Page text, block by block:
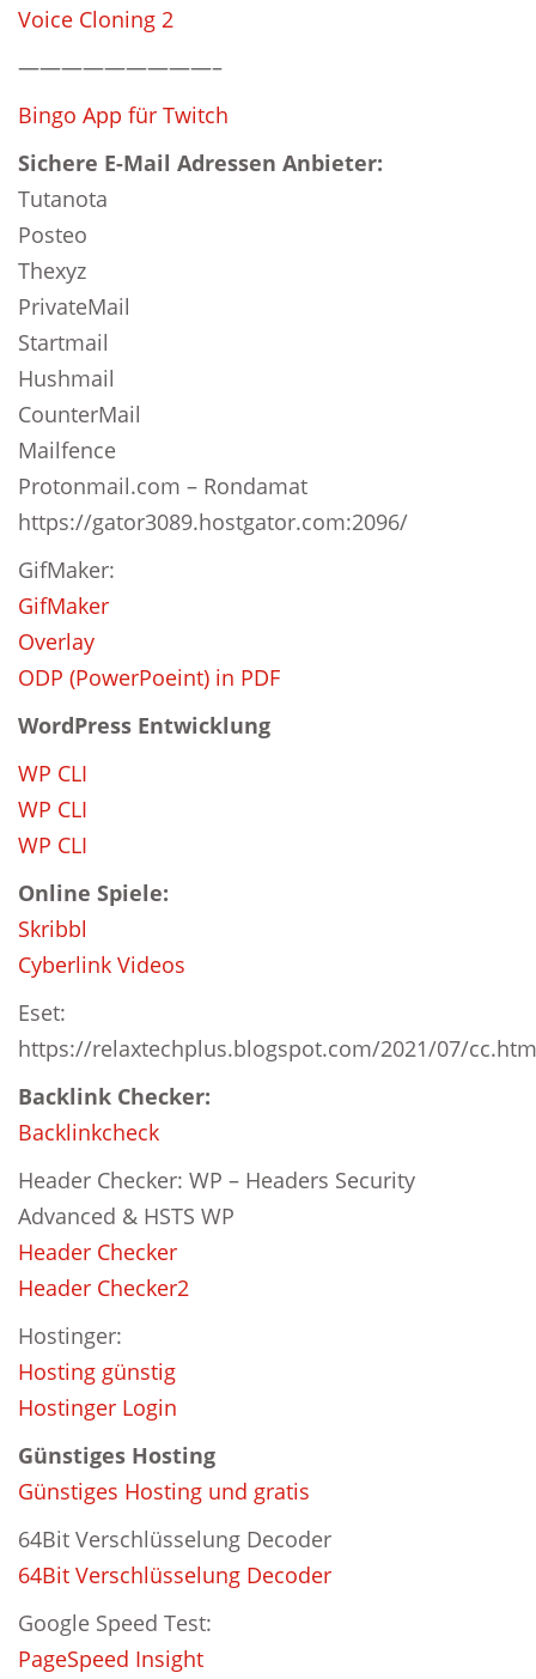
Voice Cloning 2
—————————–
Bingo App für Twitch
Sichere E-Mail Adressen Anbieter:
Tutanota
Posteo
Thexyz
PrivateMail
Startmail
Hushmail
CounterMail
Mailfence
Protonmail.com – Rondamat
https://gator3089.hostgator.com:2096/
GifMaker:
GifMaker
Overlay
ODP (PowerPoeint) in PDF
WordPress Entwicklung
WP CLI
WP CLI
WP CLI
Online Spiele:
Skribbl
Cyberlink Videos
Eset:
https://relaxtechplus.blogspot.com/2021/07/
Backlink Checker:
Backlinkcheck
Header Checker: WP – Headers Security
Advanced & HSTS WP
Header Checker
Header Checker2
Hostinger:
Hosting günstig
Hostinger Login
Günstiges Hosting
Günstiges Hosting und gratis
64Bit Verschlüsselung Decoder
64Bit Verschlüsselung Decoder
Google Speed Test:
PageSpeed Insight